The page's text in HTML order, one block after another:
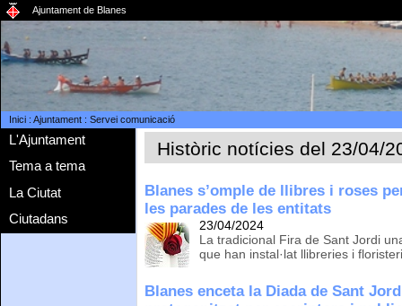
Ajuntament de Blanes
Inici: Ajuntament: Servei comunicació
L'Ajuntament
Tema a tema
La Ciutat
Ciutadans
Històric notícies del 23/04/
Blanes s’omple de llibres i roses
les parades de les entitats
23/04/2024
La tradicional Fira de Sant Jordi
que han instal·lat llibreries i
Blanes enceta la Diada de Sant